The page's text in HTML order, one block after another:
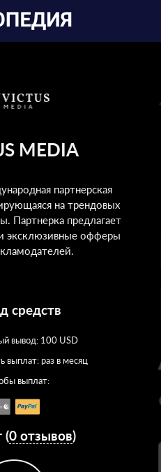
MEDIA
партнерская
на трендовых
Партнерка предлагает
эксклюзивные офферы
средств
вывод: 100 USD
выплат: раз в месяц
выплат:
(0 отзывов)